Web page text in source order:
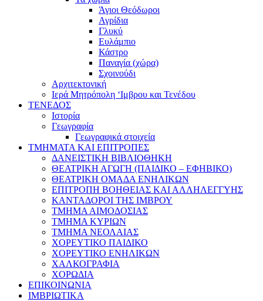
Άγιοι Θεόδωροι
Αγρίδια
Γλυκύ
Ευλάμπιο
Κάστρο
Παναγία (χώρα)
Σχοινούδι
Αρχιτεκτονική
Ιερά Μητρόπολη ‘Ιμβρου και Τενέδου
ΤΕΝΕΔΟΣ
Ιστορία
Γεωγραφία
Γεωγραφικά στοιχεία
ΤΜΗΜΑΤΑ ΚΑΙ ΕΠΙΤΡΟΠΕΣ
ΔΑΝΕΙΣΤΙΚΗ ΒΙΒΛΙΟΘΗΚΗ
ΘΕΑΤΡΙΚΗ ΑΓΩΓΗ (ΠΑΙΔΙΚΟ – ΕΦΗΒΙΚΟ)
ΘΕΑΤΡΙΚΗ ΟΜΑΔΑ ΕΝΗΛΙΚΩΝ
ΕΠΙΤΡΟΠΗ ΒΟΗΘΕΙΑΣ ΚΑΙ ΑΛΛΗΛΕΓΓΥΗΣ
ΚΑΝΤΑΔΟΡΟΙ ΤΗΣ ΙΜΒΡΟΥ
ΤΜΗΜΑ ΑΙΜΟΔΟΣΙΑΣ
ΤΜΗΜΑ ΚΥΡΙΩΝ
ΤΜΗΜΑ ΝΕΟΛΑΙΑΣ
ΧΟΡΕΥΤΙΚΟ ΠΑΙΔΙΚΟ
ΧΟΡΕΥΤΙΚΟ ΕΝΗΛΙΚΩΝ
ΧΑΛΚΟΓΡΑΦΙΑ
ΧΟΡΩΔΙΑ
ΕΠΙΚΟΙΝΩΝΙΑ
ΙΜΒΡΙΩΤΙΚΑ